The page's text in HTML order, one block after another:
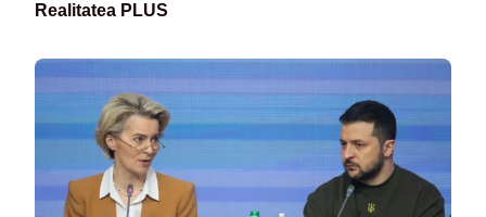
Realitatea PLUS